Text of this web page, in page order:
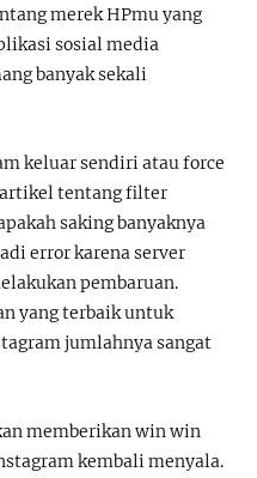
merek HPmu yang
sosial media
banyak sekali
keluar sendiri atau force
tentang filter
saking banyaknya
error karena server
pembaruan.
yang terbaik untuk
jumlahnya sangat
memberikan win win
kembali menyala.